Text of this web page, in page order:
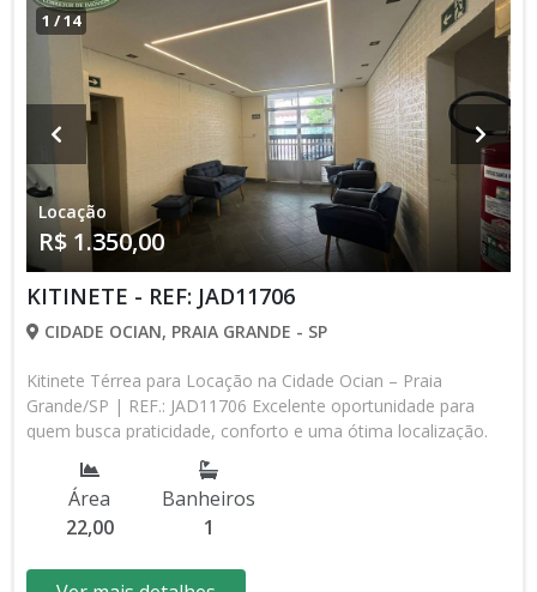
1 /14
Locação
R$ 1.350,00
KITINETE - REF: JAD11706
CIDADE OCIAN, PRAIA GRANDE - SP
Kitinete Térrea para Locação na Cidade Ocian – Praia
Grande/SP | REF.: JAD11706 Excelente oportunidade para
quem busca praticidade, conforto e uma ótima localização.
Esta kitinete térrea conta com 22 m² de área útil e 40 m² de
área total, sendo uma excelente opção para solteiros,
estudantes, trabalhadores ou quem deseja morar próximo à
praia e ao comércio da Cidade Ocian. O imóvel possui
proporcionando praticidade no dia a dia. Por estar localizada
Área
22,00
Banheiros
1